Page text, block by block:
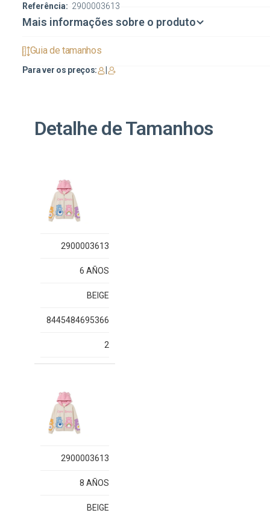
Referência: 2900003613
Mais informações sobre o produto
Guia de tamanhos
Para ver os preços:
Detalhe de Tamanhos
2900003613
6 AÑOS
BEIGE
8445484695366
2
2900003613
8 AÑOS
BEIGE